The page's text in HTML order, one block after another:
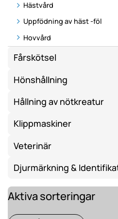
Hästvård
Uppfödning av häst -föl
Hovvård
Fårskötsel
Hönshållning
Hållning av nötkreatur
Klippmaskiner
Veterinär
Djurmärkning &
Aktiva sorteringar